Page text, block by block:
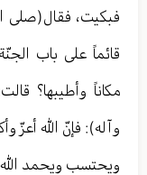
فبكيت، فقال(صلى
قائماً على باب
مكاناً وأطيبها؟
وآله): فإنّ الله أعزّ
ويحتسب ويحمد